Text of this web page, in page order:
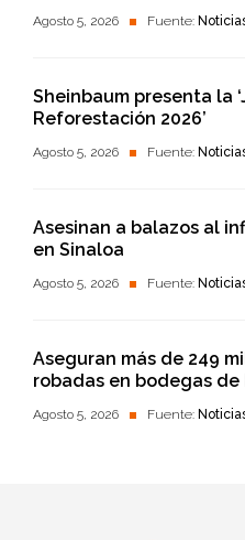
Agosto 5, 2026 Fuente:
Sheinbaum presenta la
Reforestación 2026’
Agosto 5, 2026 Fuente:
Asesinan a balazos al
en Sinaloa
Agosto 5, 2026 Fuente:
Aseguran más de 249
robadas en bodegas de
Agosto 5, 2026 Fuente: